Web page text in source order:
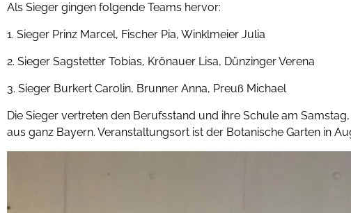
Als Sieger gingen folgende Teams hervor:
1. Sieger Prinz Marcel, Fischer Pia, Winklmeier Julia
2. Sieger Sagstetter Tobias, Krönauer Lisa, Dünzinger Verena
3. Sieger Burkert Carolin, Brunner Anna, Preuß Michael
Die Sieger vertreten den Berufsstand und ihre Schule am
aus ganz Bayern. Veranstaltungsort ist der Botanische Garten in